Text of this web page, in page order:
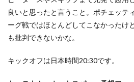
良いと思ったと言うこと。ポチェッテ
ーグ戦ではほとんどしてこなかったけ
も批判できないかな。
キックオフは日本時間20:30です。